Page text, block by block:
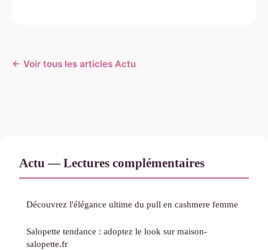
← Voir tous les articles Actu
Actu — Lectures complémentaires
Découvrez l'élégance ultime du pull en cashmere femme
Salopette tendance : adoptez le look sur maison-
salopette.fr